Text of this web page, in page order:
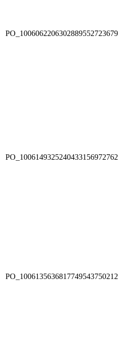
PO_1006062206302889552723679
PO_1006149325240433156972762
PO_1006135636817749543750212